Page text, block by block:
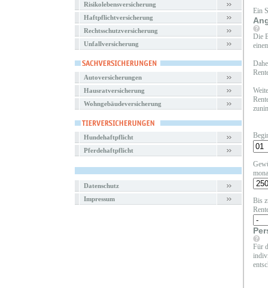
Risikolebensversicherung
Haftpflichtversicherung
Rechtsschutzversicherung
Unfallversicherung
Autoversicherungen
Hausratversicherung
Wohngebäudeversicherung
Hundehaftpflicht
Pferdehaftpflicht
Datenschutz
Impressum
Ein
Die
Bis
Für